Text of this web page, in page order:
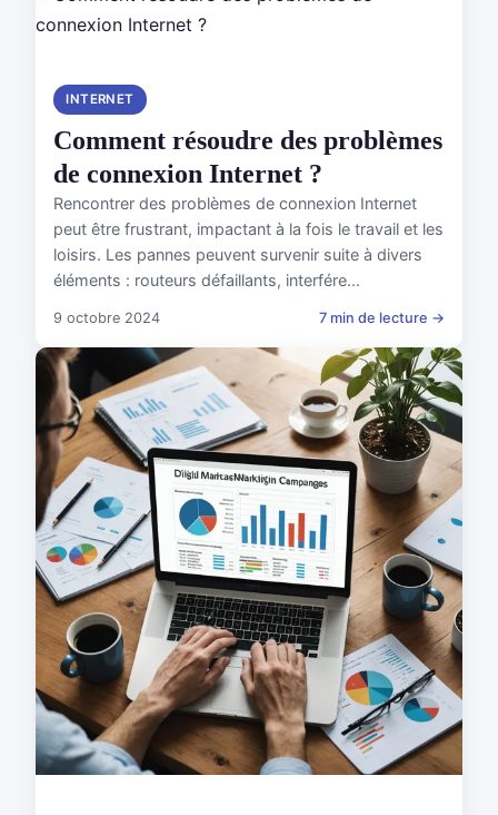
INTERNET
Comment résoudre des problèmes
de connexion Internet ?
Rencontrer des problèmes de connexion Internet
peut être frustrant, impactant à la fois le travail et les
loisirs. Les pannes peuvent survenir suite à divers
éléments : routeurs défaillants, interfére...
9 octobre 2024 7 min de lecture →